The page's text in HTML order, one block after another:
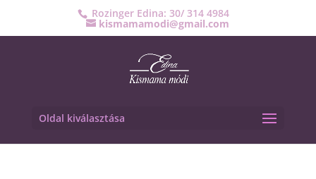
Rozinger Edina: 30/ 314 4984
kismamamodi@gmail.com
Oldal kiválasztása